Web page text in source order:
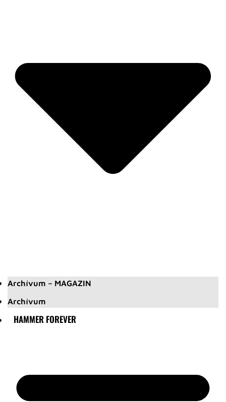
Archívum – MAGAZIN
Archívum
HAMMER FOREVER